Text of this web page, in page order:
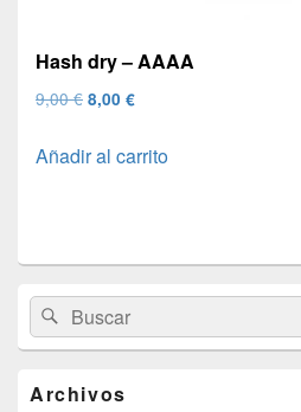
Hash dry – AAAA
9,00€ El
original
8,00 €El
actual
Añadir al carrito
área
de
widget
lateral
Buscar
por:
Buscar
Archivos